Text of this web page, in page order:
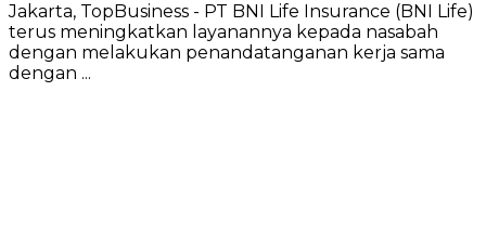
Jakarta, TopBusiness - PT BNI Life Insurance (BNI Life)
terus meningkatkan layanannya kepada nasabah
dengan melakukan penandatanganan kerja sama
dengan ...